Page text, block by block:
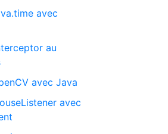
avec
au
avec Java
avec